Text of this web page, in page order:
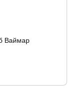
Ваймар